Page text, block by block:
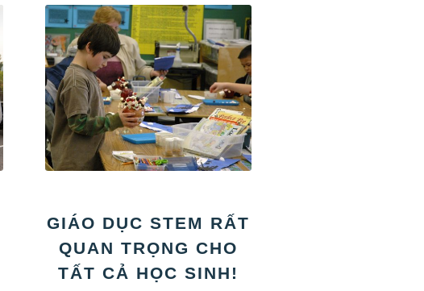
GIÁO DỤC STEM RẤT
QUAN TRỌNG CHO
TẤT CẢ HỌC SINH!